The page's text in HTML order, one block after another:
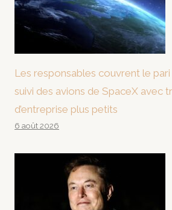
Les responsables couvrent le
suivi des avions de SpaceX avec
d’entreprise plus petits
6 août 2026